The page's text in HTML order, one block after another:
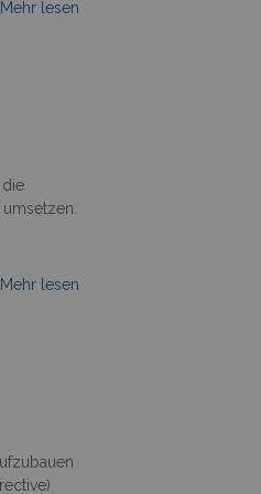
Mehr lesen
Mehr lesen